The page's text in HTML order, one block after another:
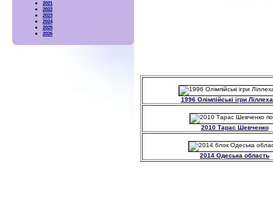
2021
2022
2023
2024
2025
2026
1996 Олімпійські ігри
2010 Тарас Шевченко
2014 Одеська область